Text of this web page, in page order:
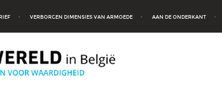
VERBORGEN DIMENSIES VAN ARMOEDE AAN DE ONDERKANT